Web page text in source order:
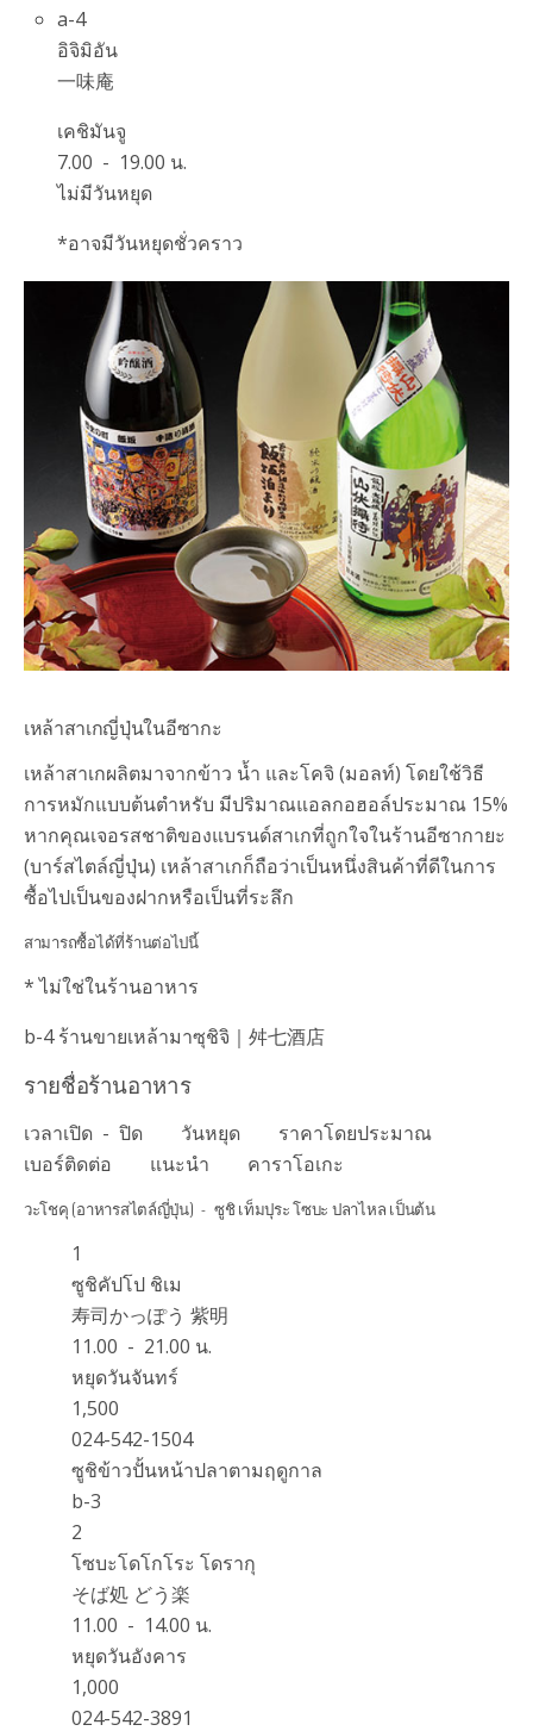
a-4
อิจิมิอัน
一味庵
เคชิมันจู
7.00 - 19.00 น.
ไม่มีวันหยุด
*อาจมีวันหยุดชั่วคราว
เหล้าสาเกญี่ปุ่นในอีซากะ
เหล้าสาเกผลิตมาจากข้าว น้ำ และโคจิ (มอลท์) โดยใช้วิธี
การหมักแบบต้นตำหรับ มีปริมาณแอลกอฮอล์ประมาณ 15%
หากคุณเจอรสชาติของแบรนด์สาเกที่ถูกใจในร้านอีซากายะ
(บาร์สไตล์ญี่ปุ่น) เหล้าสาเกก็ถือว่าเป็นหนึ่งสินค้าที่ดีในการ
ซื้อไปเป็นของฝากหรือเป็นที่ระลึก
สามารถซื้อได้ที่ร้านต่อไปนี้
* ไม่ใช่ในร้านอาหาร
b-4ร้านขายเหล้ามาซุชิจิ｜ 舛七酒店
รายชื่อร้านอาหาร
เวลาเปิด - ปิด วันหยุด ราคาโดยประมาณ
เบอร์ติดต่อ แนะนำ คาราโอเกะ
วะโชคุ (อาหารสไตล์ญี่ปุ่น) - ซูชิ เท็มปุระ โซบะ ปลาไหล เป็นต้น
1
ซูชิคัปโป ชิเม
寿司かっぽう 紫明
11.00 - 21.00 น.
หยุดวันจันทร์
1,500
024-542-1504
ซูชิข้าวปั้นหน้าปลาตามฤดูกาล
b-3
2
โซบะโดโกโระ โดรากุ
そば処 どう楽
11.00 - 14.00 น.
หยุดวันอังคาร
1,000
024-542-3891